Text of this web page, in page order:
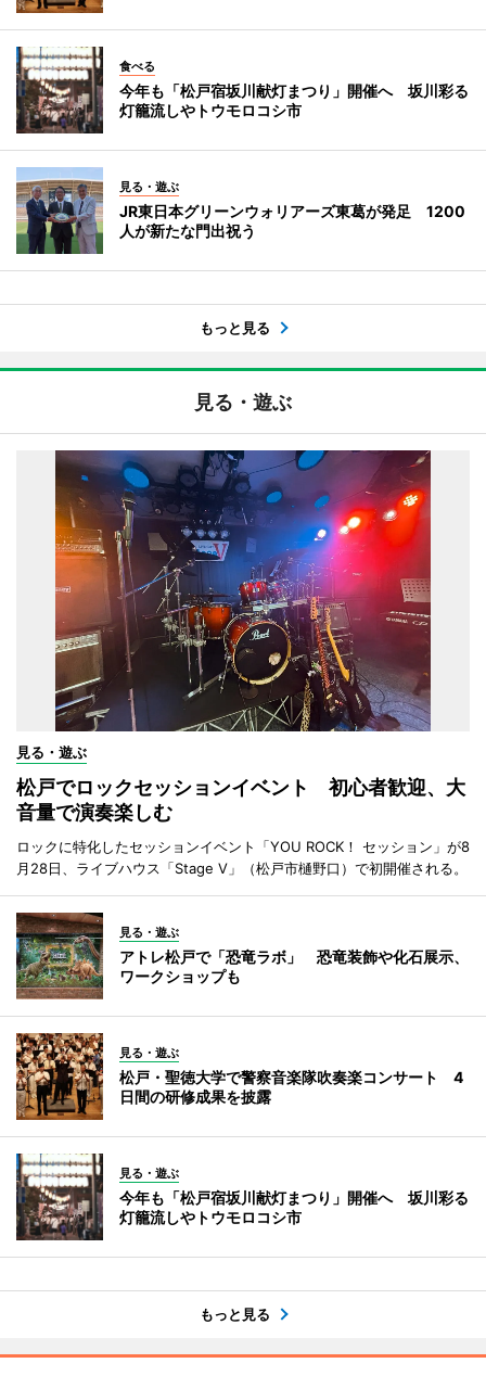
食べる
今年も「松戸宿坂川献灯まつり」開催へ 坂川彩る
灯籠流しやトウモロコシ市
見る・遊ぶ
JR東日本グリーンウォリアーズ東葛が発足 1200
人が新たな門出祝う
もっと見る
見る・遊ぶ
見る・遊ぶ
松戸でロックセッションイベント 初心者歓迎、大
音量で演奏楽しむ
ロックに特化したセッションイベント「YOU ROCK！ セッション」が8
月28日、ライブハウス「Stage V」（松戸市樋野口）で初開催される。
見る・遊ぶ
アトレ松戸で「恐竜ラボ」 恐竜装飾や化石展示、
ワークショップも
見る・遊ぶ
松戸・聖徳大学で警察音楽隊吹奏楽コンサート 4
日間の研修成果を披露
見る・遊ぶ
今年も「松戸宿坂川献灯まつり」開催へ 坂川彩る
灯籠流しやトウモロコシ市
もっと見る